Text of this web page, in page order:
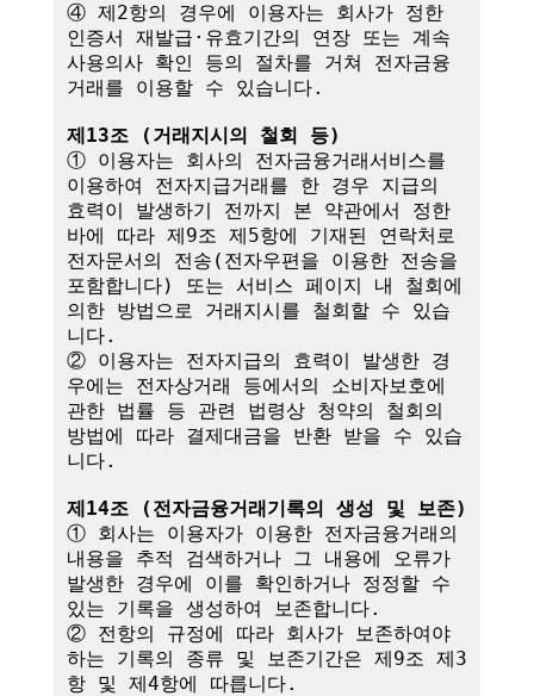
④ 제2항의 경우에 이용자는 회사가 정한
인증서 재발급·유효기간의 연장 또는 계속
사용의사 확인 등의 절차를 거쳐 전자금융
거래를 이용할 수 있습니다.
제13조 (거래지시의 철회 등)
① 이용자는 회사의 전자금융거래서비스를
이용하여 전자지급거래를 한 경우 지급의
효력이 발생하기 전까지 본 약관에서 정한
바에 따라 제9조 제5항에 기재된 연락처로
전자문서의 전송(전자우편을 이용한 전송을
포함합니다) 또는 서비스 페이지 내 철회에
의한 방법으로 거래지시를 철회할 수 있습
니다.
② 이용자는 전자지급의 효력이 발생한 경
우에는 전자상거래 등에서의 소비자보호에
관한 법률 등 관련 법령상 청약의 철회의
방법에 따라 결제대금을 반환 받을 수 있습
니다.
제14조 (전자금융거래기록의 생성 및 보존)
① 회사는 이용자가 이용한 전자금융거래의
내용을 추적 검색하거나 그 내용에 오류가
발생한 경우에 이를 확인하거나 정정할 수
있는 기록을 생성하여 보존합니다.
② 전항의 규정에 따라 회사가 보존하여야
하는 기록의 종류 및 보존기간은 제9조 제3
항 및 제4항에 따릅니다.